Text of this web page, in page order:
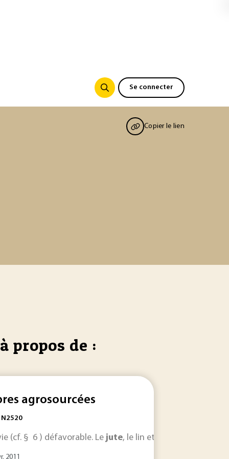
Se connecter
Copier le lien
propos de :
en polypropylène ou en
agrosourcées
N2520
(cf. § 6 ) défavorable. Le jute, le lin et le chanvre sont
2011